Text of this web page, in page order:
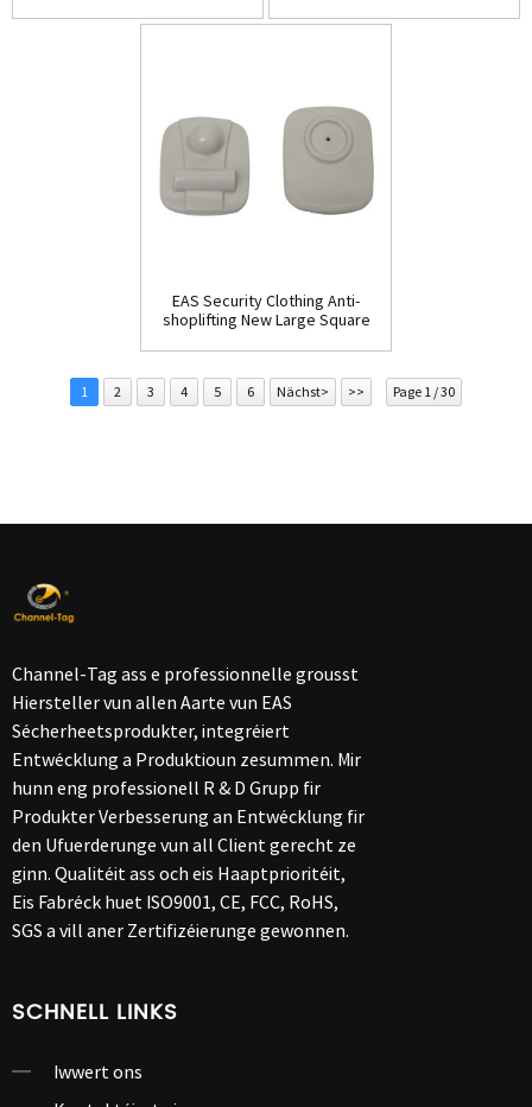
EAS Security Clothing Anti-
shoplifting New Large Square
1 2 3 4 5 6 Nächst> >> Page 1 / 30
Channel-Tag ass e professionnelle grousst
Hiersteller vun allen Aarte vun EAS
Sécherheetsprodukter, integréiert
Entwécklung a Produktioun zesummen. Mir
hunn eng professionell R & D Grupp fir
Produkter Verbesserung an Entwécklung fir
den Ufuerderunge vun all Client gerecht ze
ginn. Qualitéit ass och eis Haaptprioritéit,
Eis Fabréck huet ISO9001, CE, FCC, RoHS,
SGS a vill aner Zertifizéierunge gewonnen.
SCHNELL LINKS
Iwwert ons